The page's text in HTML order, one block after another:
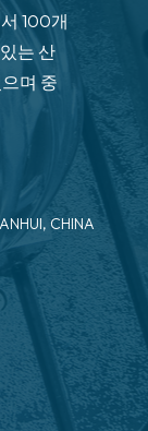
100개
는 산
며 중
CHINA